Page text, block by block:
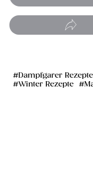
Dampfgarer Rezepte
Winter Rezepte